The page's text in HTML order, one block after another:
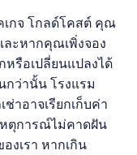
เกจ โกลด์โคสต์ คุณ
ละหากคุณเพิ่งจอง
รือเปลี่ยนแปลงได้
ว่านั้น โรงแรม
าอาจเรียกเก็บค่า
หตุการณ์ไม่คาดฝัน
องเรา หากเกิน